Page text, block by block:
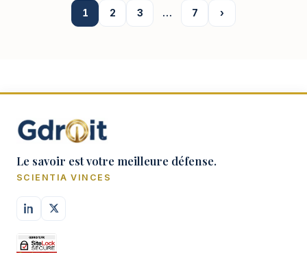
1 2 3 … 7 ›
Le savoir est votre meilleure défense.
SCIENTIA VINCES